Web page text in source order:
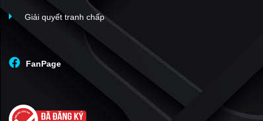
Giải quyết tranh chấp
FanPage